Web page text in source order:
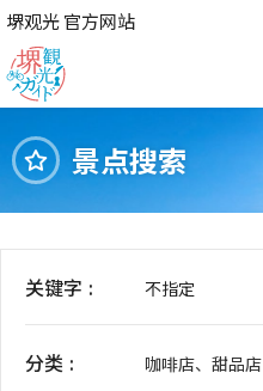
堺观光 官方网站
日本語
观光景点
景点搜索
关键字 不指定
分类 咖啡店、甜品店